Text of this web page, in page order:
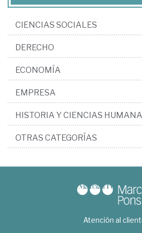
CIENCIAS SOCIALES
DERECHO
ECONOMÍA
EMPRESA
HISTORIA Y CIENCIAS
OTRAS CATEGORÍAS
Atención al